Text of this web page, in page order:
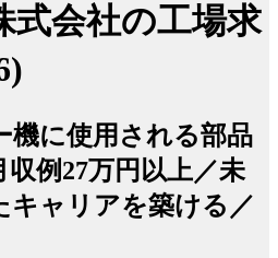
式会社の工場求
機に使用される部品
例27万円以上／未
キャリアを築ける／